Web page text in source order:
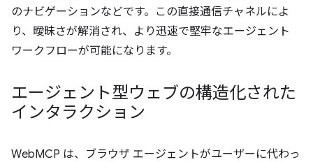
のナビゲーションなどです。この直接通信チャネルによ
り、曖昧さが解消され、より迅速で堅牢なエージェント
ワークフローが可能になります。
エージェント型ウェブの構造化された
インタラクション
WebMCP は、ブラウザ エージェントがユーザーに代わっ